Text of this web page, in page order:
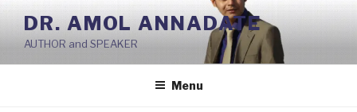
Skip
content
DR. AMOL ANNADATE
AUTHOR and SPEAKER
Menu